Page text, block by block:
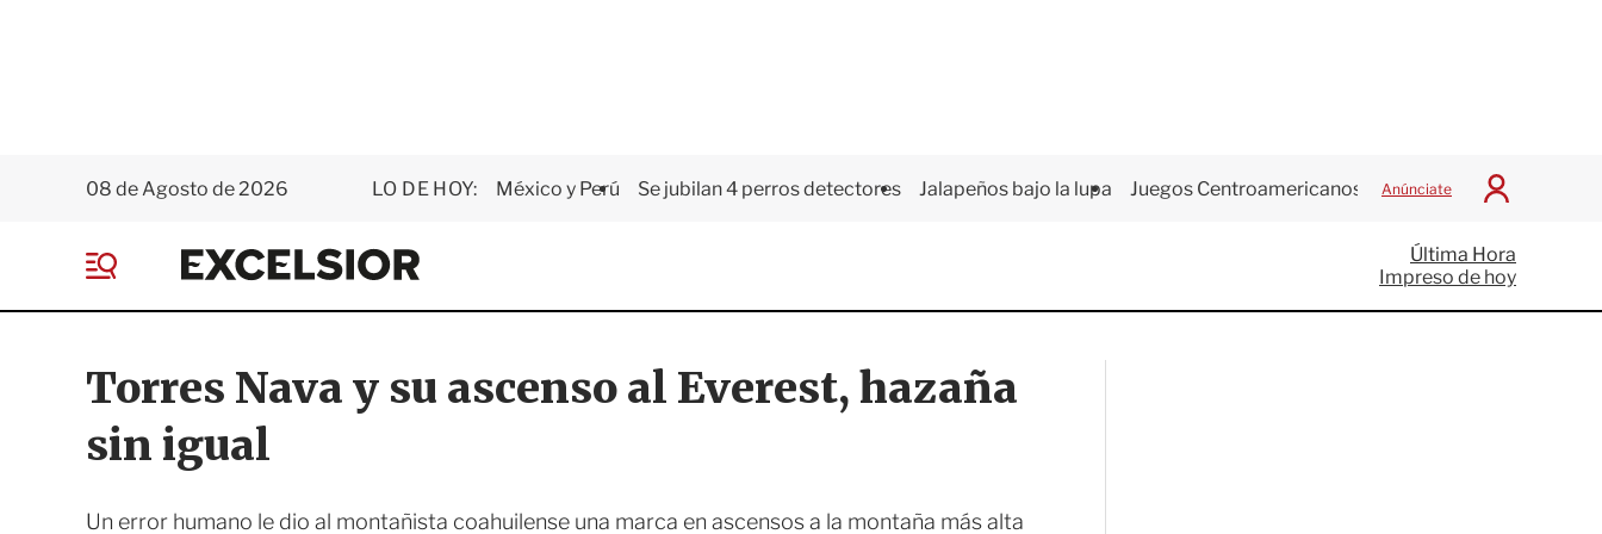
08 de Agosto de 2026 LO DE HOY: México y Perú Se jubilan 4 perros detectores Jalapeños bajo la lupa Juegos Centroamericanos Anúnciate
I
c
i
a
E
x
e
i
o
e
Última Hora
Impreso de hoy
Torres Nava y su ascenso al Everest, hazaña
sin igual
Un error humano le dio al montañista coahuilense una marca en ascensos a la montaña más alta